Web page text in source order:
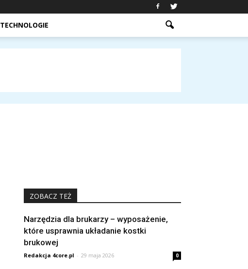
TECHNOLOGIE
ZOBACZ TEŻ
Narzędzia dla brukarzy – wyposażenie,
które usprawnia układanie kostki
brukowej
Redakcja 4core.pl - 29 maja 2026 0